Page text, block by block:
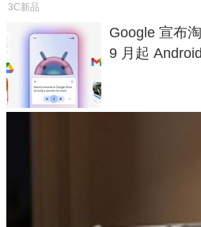
3C新品
Google 宣布
9 月起